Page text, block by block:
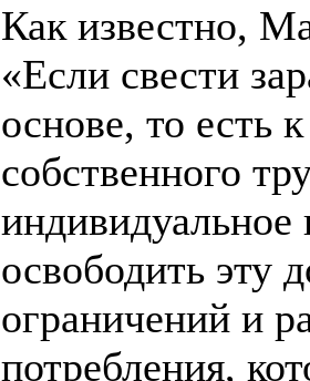
Как известно,
«Если свести
основе, то есть
собственного
индивидуальное
освободить эту
ограничений и
потребления,